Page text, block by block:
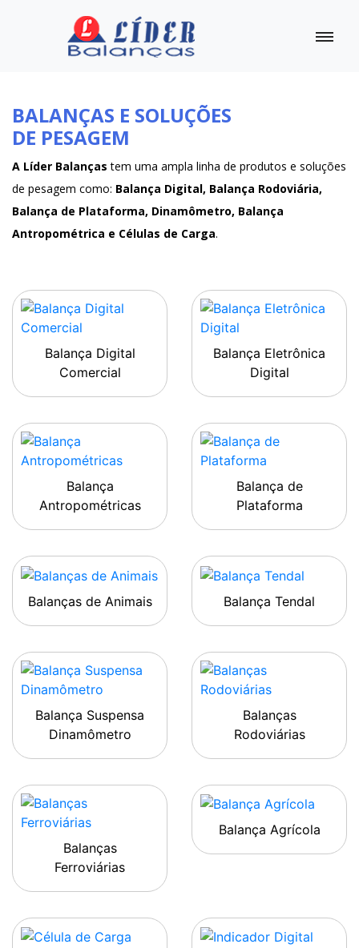
BALANÇAS E SOLUÇÕES
DE PESAGEM
A Líder Balanças tem uma ampla linha de produtos e soluções
de pesagem como: Balança Digital, Balança Rodoviária,
Balança de Plataforma, Dinamômetro, Balança
Antropométrica e Células de Carga.
Balança Digital
Comercial
Balança Eletrônica
Digital
Balança
Antropométricas
Balança de
Plataforma
Balanças de Animais Balança Tendal
Balança Suspensa
Dinamômetro
Balanças
Rodoviárias
Balanças
Ferroviárias
Balança Agrícola